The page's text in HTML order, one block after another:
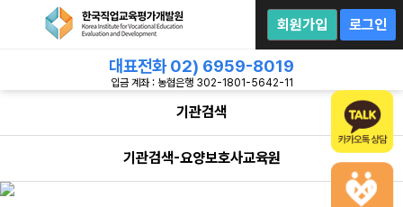
회
그
인
회원가입 로그인
대표전화02) 6959-8019
입금 계좌 : 농협은행 302-1801-5642-11
기관검색
기관검색-요양보호사교육원